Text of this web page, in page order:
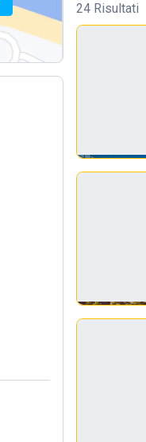
24 Risultati